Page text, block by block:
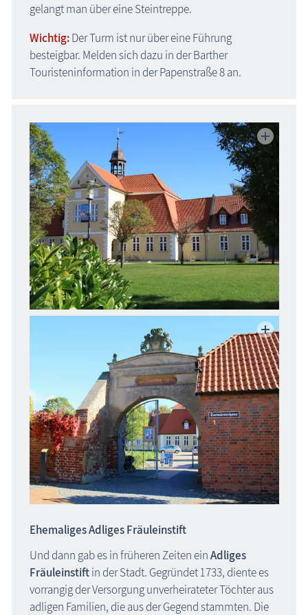
gelangt man über eine Steintreppe.
Wichtig:Der Turm ist nur über eine Führung
besteigbar. Melden sich dazu in der Barther
Touristeninformation in derPapenstraße 8 an.
Ehemaliges Adliges Fräuleinstift
Und dann gab es in früheren Zeiten einAdliges
Fräuleinstiftin der Stadt. Gegründet 1733, diente es
vorrangig der Versorgung unverheirateter Töchter aus
adligen Familien, die aus der Gegend stammten. Die